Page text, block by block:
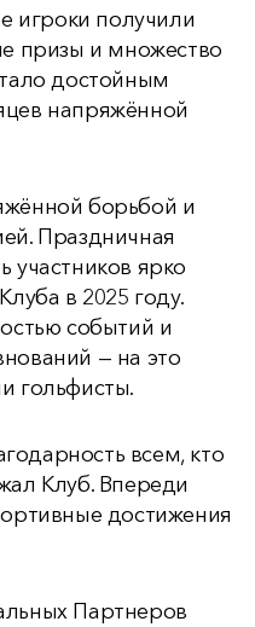
игроки получили
призы и множество
достойным
напряжённой
борьбой и
Праздничная
участников ярко
в 2025 году.
событий и
— на это
гольфисты.
всем, кто
Клуб. Впереди
достижения
Партнеров